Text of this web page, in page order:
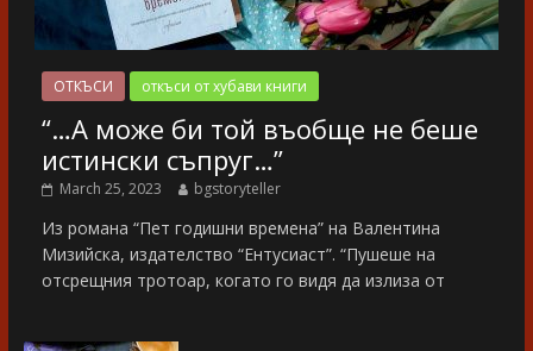
ОТКЪСИ откъси от хубави книги
“…А може би той въобще не беше
истински съпруг…”
March 25, 2023 bgstoryteller
Из романа “Пет годишни времена” на Валентина
Мизийска, издателство “Ентусиаст”. “Пушеше на
отсрещния тротоар, когато го видя да излиза от